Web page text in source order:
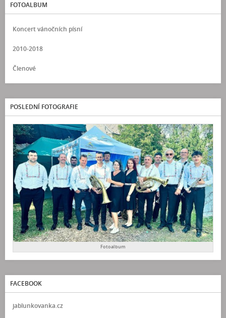
FOTOALBUM
Koncert vánočních písní
2010-2018
Členové
POSLEDNÍ FOTOGRAFIE
Fotoalbum
FACEBOOK
jablunkovanka.cz